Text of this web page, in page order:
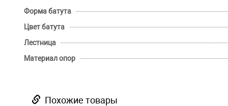
Форма батута
Цвет батута
Лестница
Материал опор
Похожие товары